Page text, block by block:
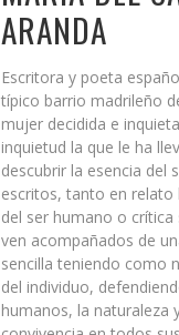
ARANDA
Escritora y poeta
típico barrio madrileño
mujer decidida e
inquietud la que le ha
descubrir la esencia del
escritos, tanto en relato
del ser humano o crítica
ven acompañados de
sencilla teniendo como
del individuo,
humanos, la naturaleza